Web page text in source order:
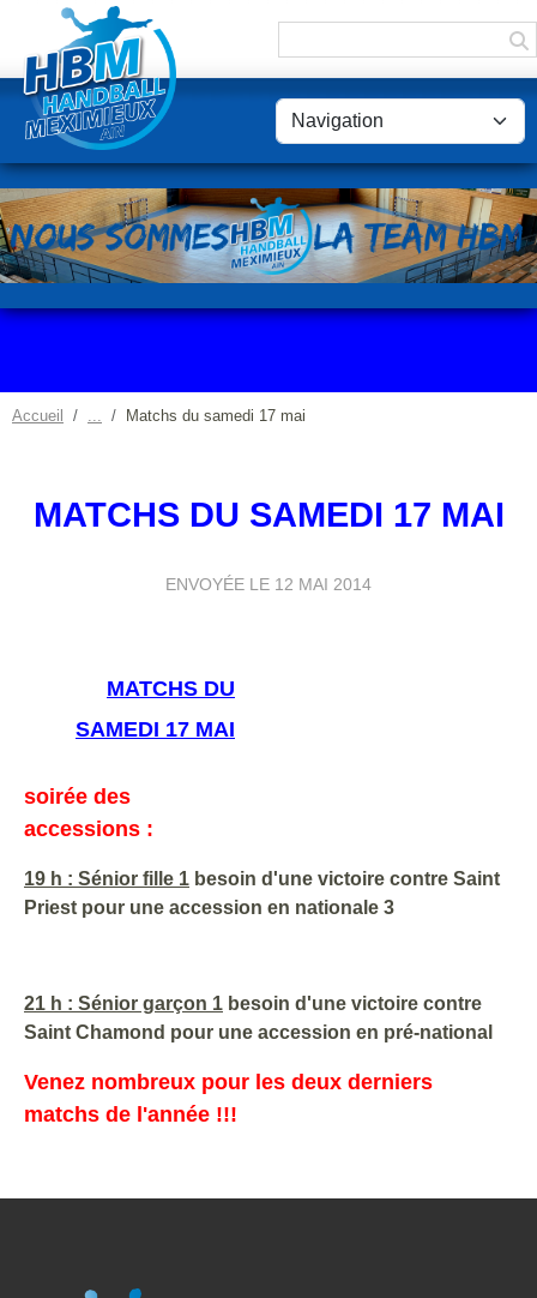
Accueil Matchs du samedi 17 mai
MATCHS DU SAMEDI 17 MAI
ENVOYÉE LE 12 MAI 2014
MATCHS DU
SAMEDI 17 MAI
soirée des
accessions :
19 h : Sénior fille 1 besoin d'une victoire contre Saint
Priest pour une accession en nationale 3
21 h : Sénior garçon 1 besoin d'une victoire contre
Saint Chamond pour une accession en pré-national
Venez nombreux pour les deux derniers
matchs de l'année !!!
Panneau de gestion des cookies